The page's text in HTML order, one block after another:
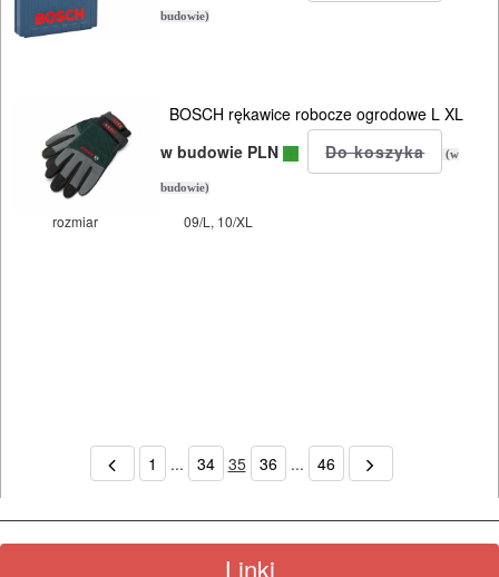
budowie)
BOSCH rękawice robocze ogrodowe L XL
w budowie PLN
(w
budowie)
rozmiar 09/L, 10/XL
1 ... 34 35 36 ... 46
Linki